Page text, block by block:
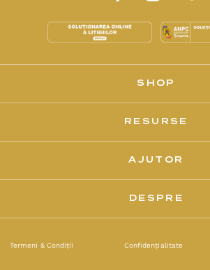
SHOP
RESURSE
AJUTOR
DESPRE
Termeni & Condiții Confidențialitate